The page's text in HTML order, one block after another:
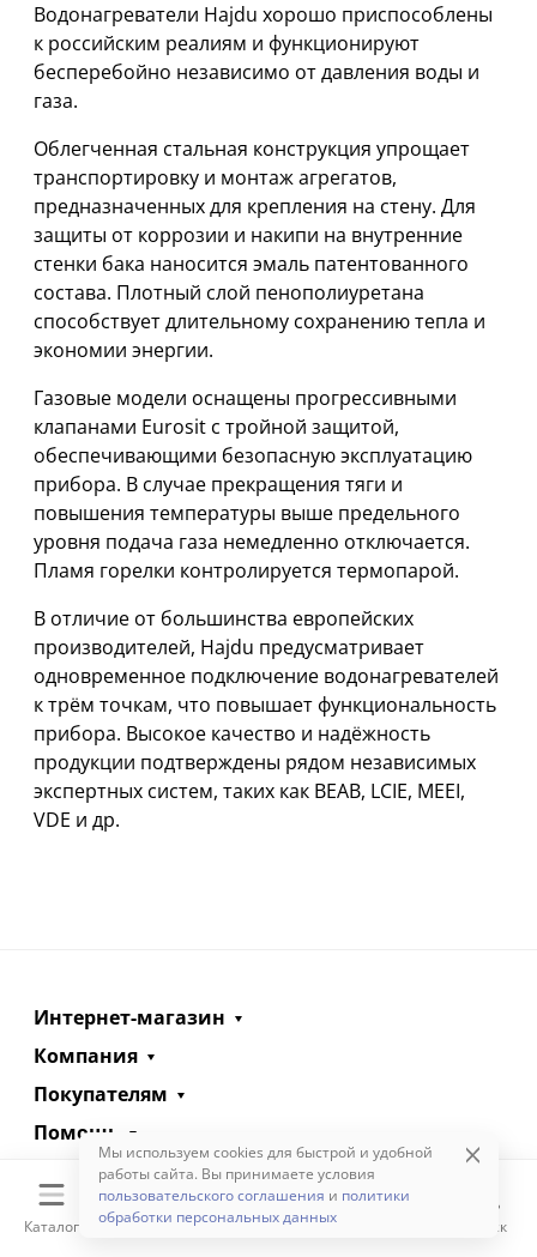
Каталог Корзина Избранное Поиск
Водонагреватели Hajdu хорошо приспособлены
к российским реалиям и функционируют
бесперебойно независимо от давления воды и
газа.
Облегченная стальная конструкция упрощает
транспортировку и монтаж агрегатов,
предназначенных для крепления на стену. Для
защиты от коррозии и накипи на внутренние
стенки бака наносится эмаль патентованного
состава. Плотный слой пенополиуретана
способствует длительному сохранению тепла и
экономии энергии.
Газовые модели оснащены прогрессивными
клапанами Eurosit с тройной защитой,
обеспечивающими безопасную эксплуатацию
прибора. В случае прекращения тяги и
повышения температуры выше предельного
уровня подача газа немедленно отключается.
Пламя горелки контролируется термопарой.
В отличие от большинства европейских
производителей, Hajdu предусматривает
одновременное подключение водонагревателей
к трём точкам, что повышает функциональность
прибора. Высокое качество и надёжность
продукции подтверждены рядом независимых
экспертных систем, таких как BEAB, LCIE, MEEI,
VDE и др.
Интернет-магазин
Компания
Покупателям
Помощь
Контакты
+7(495)247-55-47 Заказать звонок
Мы используем cookies для быстрой и удобной
работы сайта. Вы принимаете условия
пользовательского соглашения и политики
обработки персональных данных